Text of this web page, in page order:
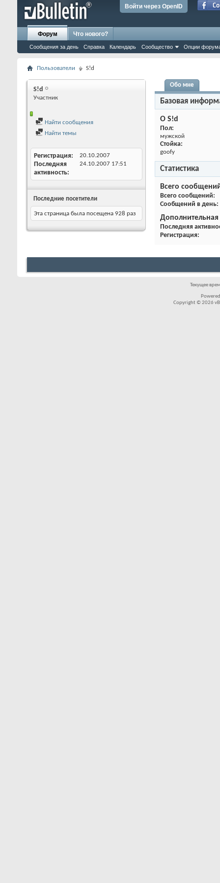
Войти через OpenID
Форум
Сообщения за день Справка Календарь Сообщество Опции
Что нового?
Пользователи S!d
S!d
Участник
Найти сообщения
Найти темы
Регистрация 20.10.2007
Последняя
активность
24.10.2007 17:51
Последние посетители
Эта страница была посещена 928 раз
Обо мне
Базовая
О S!d
Пол:
мужской
Стойка:
goofy
Статистика
Всего
Всего сообщений
Сообщений в день
Последняя
Регистрация
Текущее
Copyright © 2026